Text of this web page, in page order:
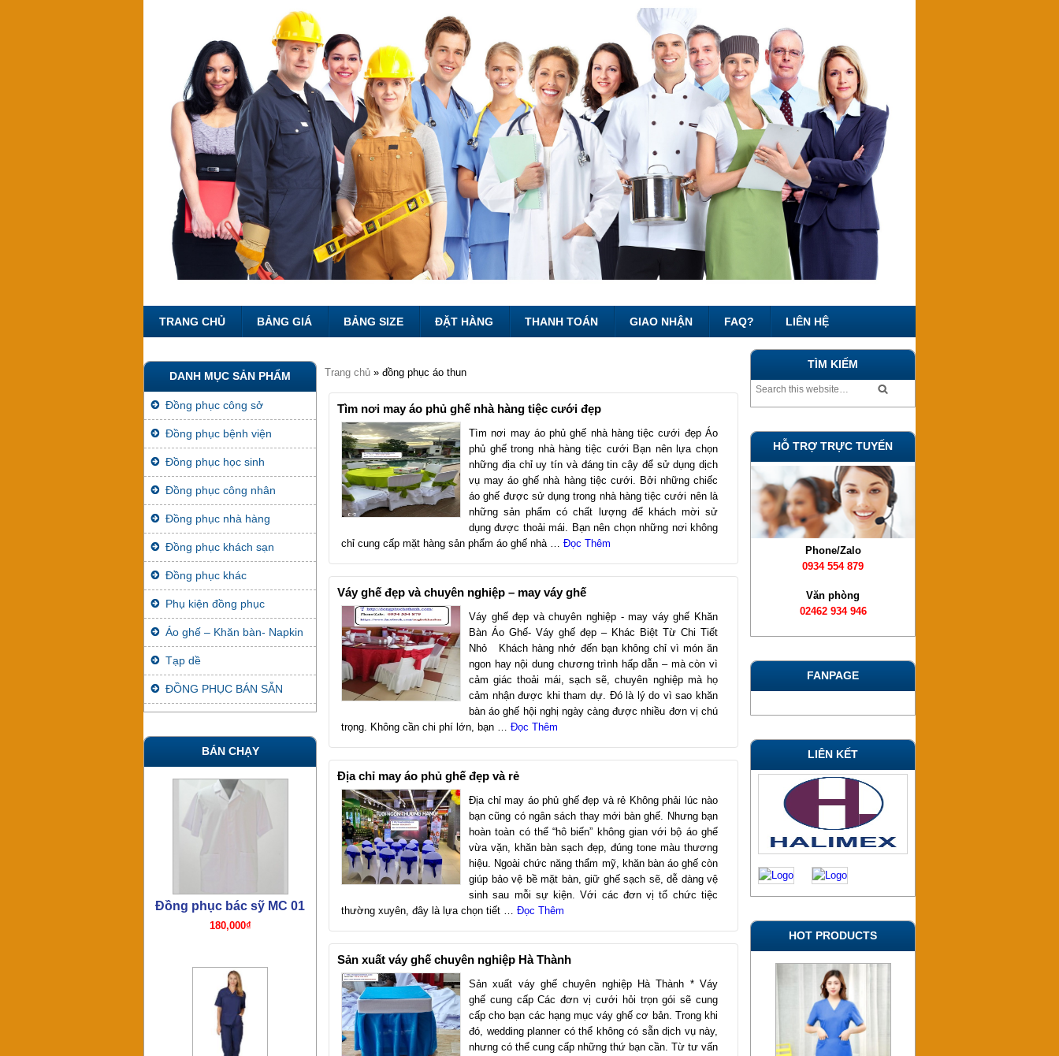
TRANG CHỦ BẢNG GIÁ BẢNG SIZE ĐẶT HÀNG THANH TOÁN GIAO NHẬN FAQ? LIÊN HỆ
Trang chủ » đồng phục áo thun
Tìm nơi may áo phủ ghế nhà hàng tiệc cưới đẹp
Tìm nơi may áo phủ ghế nhà hàng tiệc cưới đẹp Áo
phủ ghế trong nhà hàng tiệc cưới Bạn nên lựa chọn
những địa chỉ uy tín và đáng tin cậy để sử dụng dịch
vụ may áo ghế nhà hàng tiệc cưới. Bởi những chiếc
áo ghế được sử dụng trong nhà hàng tiệc cưới nên là
những sản phẩm có chất lượng để khách mời sử
dụng được thoải mái. Bạn nên chọn những nơi không
chỉ cung cấp mặt hàng sản phẩm áo ghế nhà … Đọc Thêm
Váy ghế đẹp và chuyên nghiệp – may váy ghế
Váy ghế đẹp và chuyên nghiệp - may váy ghế Khăn
Bàn Áo Ghế- Váy ghế đẹp – Khác Biệt Từ Chi Tiết
Nhỏ Khách hàng nhớ đến bạn không chỉ vì món ăn
ngon hay nội dung chương trình hấp dẫn – mà còn vì
cảm giác thoải mái, sạch sẽ, chuyên nghiệp mà họ
cảm nhận được khi tham dự. Đó là lý do vì sao khăn
bàn áo ghế hội nghị ngày càng được nhiều đơn vị chú
trọng. Không cần chi phí lớn, bạn … Đọc Thêm
Địa chỉ may áo phủ ghế đẹp và rẻ
Địa chỉ may áo phủ ghế đẹp và rẻ Không phải lúc nào
bạn cũng có ngân sách thay mới bàn ghế. Nhưng bạn
hoàn toàn có thể “hô biến” không gian với bộ áo ghế
vừa vặn, khăn bàn sạch đẹp, đúng tone màu thương
hiệu. Ngoài chức năng thẩm mỹ, khăn bàn áo ghế còn
giúp bảo vệ bề mặt bàn, giữ ghế sạch sẽ, dễ dàng vệ
sinh sau mỗi sự kiện. Với các đơn vị tổ chức tiệc
thường xuyên, đây là lựa chọn tiết … Đọc Thêm
Sản xuất váy ghế chuyên nghiệp Hà Thành
Sản xuất váy ghế chuyên nghiệp Hà Thành * Váy
ghế cung cấp Các đơn vị cưới hỏi trọn gói sẽ cung
cấp cho bạn các hạng mục váy ghế cơ bản. Trong khi
đó, wedding planner có thể không có sẵn dịch vụ này,
nhưng có thể cung cấp những thứ bạn cần. Từ tư vấn
DANH MỤC SẢN PHẨM
Đồng phục công sở
Đồng phục bệnh viện
Đồng phục học sinh
Đồng phục công nhân
Đồng phục nhà hàng
Đồng phục khách sạn
Đồng phục khác
Phụ kiện đồng phục
Áo ghế – Khăn bàn- Napkin
Tạp dề
ĐỒNG PHỤC BÁN SẴN
BÁN CHẠY
Đồng phục bác sỹ mổ TN06
380,000₫
TÌM KIẾM
HỖ TRỢ TRỰC TUYẾN
Phone/Zalo
0934 554 879
Văn phòng
02462 934 946
FANPAGE
LIÊN KẾT
HOT PRODUCTS